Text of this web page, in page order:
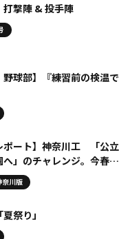
打撃陣 & 投手陣
球部】『練習前の検温で
ポート】神奈川工 「公立
へ」のチャレンジ。今春は
進出
奈川版
祭り」